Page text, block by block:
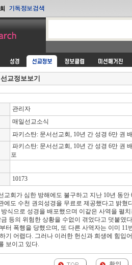
선교정보보기
관리자
매일선교소식
파키스탄: 문서선교회, 10년 간 성경 6만 권
파키스탄: 문서선교회, 10년 간 성경 6만 권 배
포
10173
교회가 심한 방해에도 불구하고 지난 10년 동
에도 수천 권의성경을 무료로 제공했다고 밝혔
식으로 성경을 배포했으며 이같은 사역을 펼
등의 위험한 상황을 수없이 겪었다고 덧붙였
터 폭행을 당했으며, 또 다른 사역자는 이미 11
기 어렵다. 그러나 이러한 헌신과 희생에 힘입
보이고 있다.